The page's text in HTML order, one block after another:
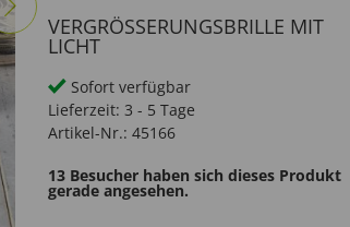
VERGRÖSSERUNGSBRILLE MIT L
ICHT
Sofort verfügbar
Lieferzeit: 3 - 5 Tage
Artikel-Nr.: 45166
13 Besucher haben sich dieses Produkt
gerade angesehen.